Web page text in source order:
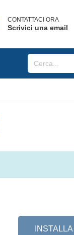
CONTATTACI ORA
Scrivici una email
INSTALLA